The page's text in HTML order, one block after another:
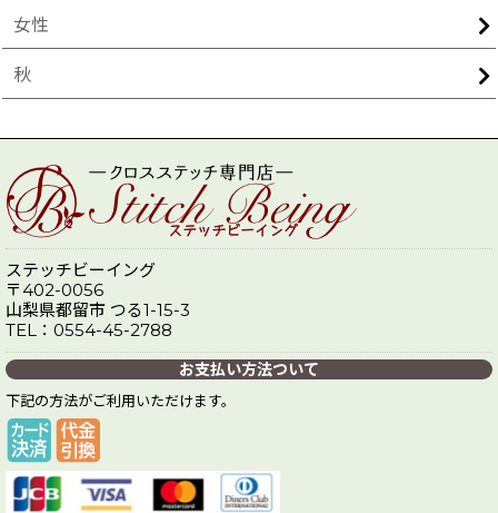
女性
秋
ステッチビーイング
〒402-0056
山梨県都留市 つる1-15-3
TEL：0554-45-2788
お支払い方法ついて
下記の方法がご利用いただけます。